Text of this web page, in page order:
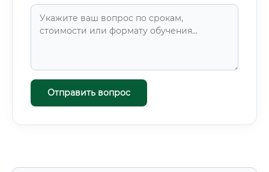
Отправить вопрос